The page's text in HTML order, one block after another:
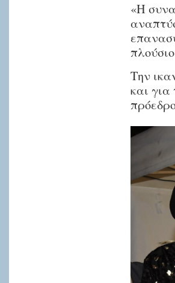
«Η
Την
και για